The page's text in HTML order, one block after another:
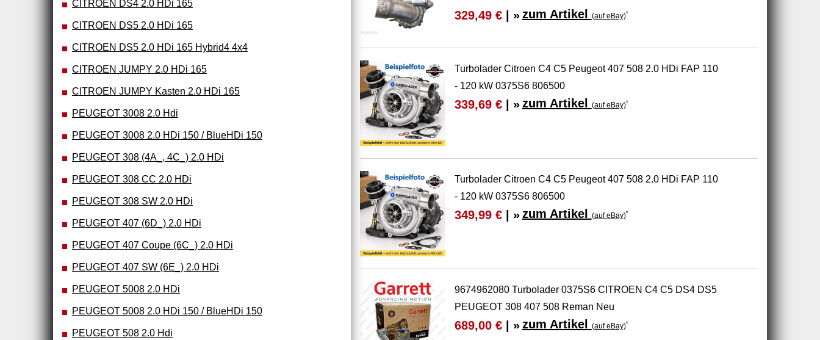
CITROEN DS4 2.0 HDi 165
CITROEN DS5 2.0 HDi 165
CITROEN DS5 2.0 HDi 165 Hybrid4 4x4
CITROEN JUMPY 2.0 HDi 165
CITROEN JUMPY Kasten 2.0 HDi 165
PEUGEOT 3008 2.0 Hdi
PEUGEOT 3008 2.0 HDi 150 / BlueHDi 150
PEUGEOT 308 (4A_, 4C_) 2.0 HDi
PEUGEOT 308 CC 2.0 HDi
PEUGEOT 308 SW 2.0 HDi
PEUGEOT 407 (6D_) 2.0 HDi
PEUGEOT 407 Coupe (6C_) 2.0 HDi
PEUGEOT 407 SW (6E_) 2.0 HDi
PEUGEOT 5008 2.0 HDi
PEUGEOT 5008 2.0 HDi 150 / BlueHDi 150
PEUGEOT 508 2.0 Hdi
329,49 €| » zum Artikel (auf eBay)*
Turbolader Citroen C4 C5 Peugeot 407 508 2.0 HDi FAP 110
- 120 kW 0375S6 806500
339,69 €| » zum Artikel (auf eBay)*
Turbolader Citroen C4 C5 Peugeot 407 508 2.0 HDi FAP 110
- 120 kW 0375S6 806500
349,99 €| » zum Artikel (auf eBay)*
9674962080 Turbolader 0375S6 CITROEN C4 C5 DS4 DS5
PEUGEOT 308 407 508 Reman Neu
689,00 €| » zum Artikel (auf eBay)*